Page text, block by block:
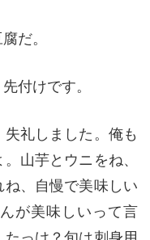
だ。
付けです。
礼しました。俺も
山芋とウニをね、
、自慢で美味しい
が美味しいって言